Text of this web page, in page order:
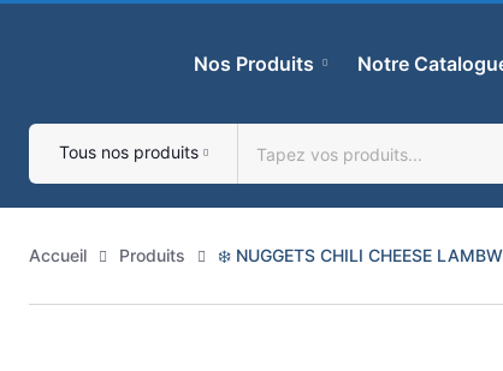
Nos Produits Notre
Tous nos produits
Accueil Produits ❄️ NUGGETS CHILI CHEESE